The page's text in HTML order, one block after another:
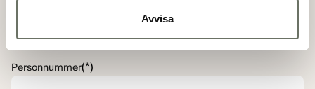
Avvisa
Personnummer(*)